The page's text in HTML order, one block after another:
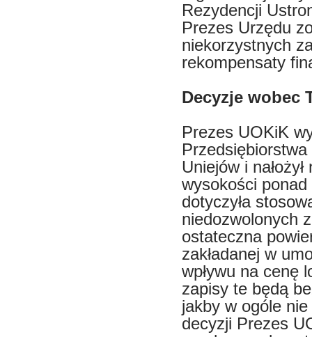
Rezydencji
Prezes Urzędu
niekorzystnych
rekompensaty
Decyzje wobec
Prezes UOKiK
Uniejów i
wysokości ponad
dotyczyła
niedozwolonych
ostateczna
zakładanej w
wpływu na cenę
zapisy te będą
jakby w ogóle
decyzji Prezes